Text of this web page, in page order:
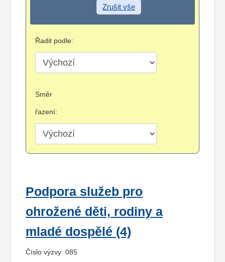
Zrušit vše
Řadit podle:
Směr
řazení:
Podpora služeb pro
ohrožené děti, rodiny a
mladé dospělé (4)
Číslo výzvy: 085